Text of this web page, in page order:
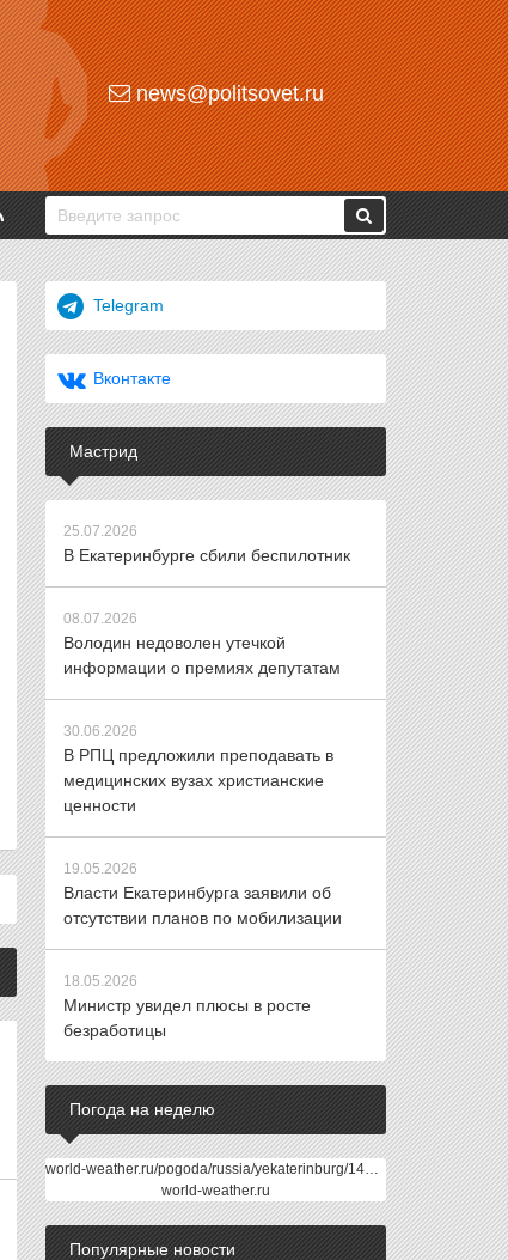
news@politsovet.ru
Telegram
Вконтакте
Мастрид
25.07.2026
В Екатеринбурге сбили беспилотник
08.07.2026
Володин недоволен утечкой
информации о премиях депутатам
30.06.2026
В РПЦ предложили преподавать в
медицинских вузах христианские
ценности
19.05.2026
Власти Екатеринбурга заявили об
отсутствии планов по мобилизации
18.05.2026
Министр увидел плюсы в росте
безработицы
Погода на неделю
world-weather.ru/pogoda/russia/yekaterinburg/14days/
world-weather.ru
Популярные новости